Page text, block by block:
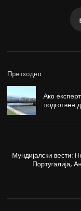
Претходно
Ако
подготвен
Мундијалски вести:
Португалија,